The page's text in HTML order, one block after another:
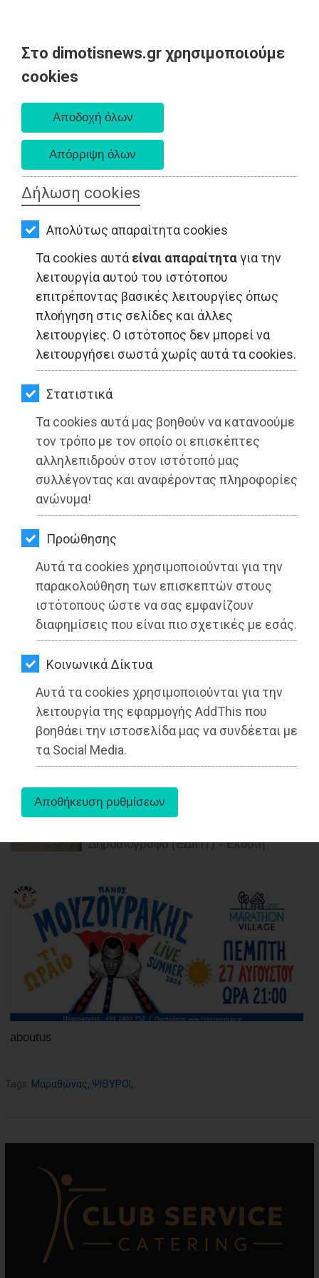
Στο dimotisnews.gr χρησιμοποιούμε
cookies
Δήλωση cookies
Απολύτως απαραίτητα cookies
Τα cookies αυτά είναι απαραίτηταγια την
λειτουργία αυτού του ιστότοπου
επιτρέποντας βασικές λειτουργίες όπως
πλοήγηση στις σελίδες και άλλες
λειτουργίες. Ο ιστότοπος δεν μπορεί να
λειτουργήσει σωστά χωρίς αυτά τα cookies.
Στατιστικά
Τα cookies αυτά μας βοηθούν να κατανοούμε
τον τρόπο με τον οποίο οι επισκέπτες
αλληλεπιδρούν στον ιστότοπό μας
συλλέγοντας και αναφέροντας πληροφορίες
ανώνυμα!
Προώθησης
Αυτά τα cookies χρησιμοποιούνται για την
παρακολούθηση των επισκεπτών στους
ιστότοπους ώστε να σας εμφανίζουν
διαφημίσεις που είναι πιο σχετικές με εσάς.
Kοινωνικά Δίκτυα
Αυτά τα cookies χρησιμοποιούνται για την
λειτουργία της εφαρμογής AddThis που
βοηθάει την ιστοσελίδα μας να συνδέεται με
τα Social Media.
AΡΧΙΚΗ
ΕΙΔΗΣΕΙΣ
ΠΟΛΙΤΙΚΗ
ΤΟΠΙΚΗ
ΑΥΤΟΔΙΟΙΚΗΣΗ
ΟΙΚΟΝΟΜΙΑ
ΑΘΛΗΤΙΣΜΟΣ
ΠΟΛΙΤΙΣΜΟΣ
ΣΠΙΤΙ-
ΚΗΠΟΣ
ΥΓΕΙΑ
LIFESTYLE
ΤΑΞΙΔΙΑ
ΕΞΟΔΟΣ
ΠΕΡΙΒΑΛΛΟΝ
ΚΑΤΟΙΚΙΔΙΟ
ΑΓΓΕΛΙΕΣ
ΕΦΗΜΕΡΙΔΕΣ
OΔΗΓΟΣ
ΑΓΟΡΑΣ
ΨΙΘΥΡΟΙ
ΑΠΟΣΤΟΛΗ
ΑΡΘΡΩΝ
ΨΙΘΥΡΟΙ - Μαραθώνας
Η αντίστροφη μέτρηση έχει ήδη
ξεκινήσει…
Διαβάστηκε 4591 φορές
12-03-2022
Δημοσιογράφο (ΕΔΙΠΤ) - Εκδότη
aboutus
Tags: Μαραθώνας, ΨΙΘΥΡΟΙ ,